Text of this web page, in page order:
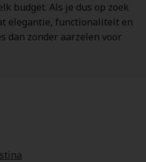
budget. Als je dus op zoek
elegantie, functionaliteit en
dan zonder aarzelen voor